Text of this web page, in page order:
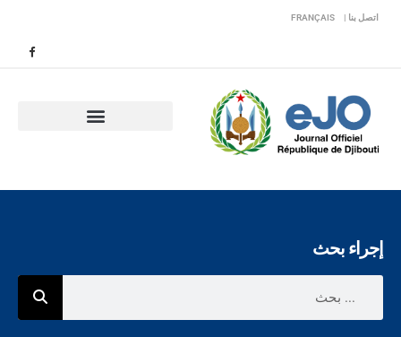
اتصل بنا | FRANÇAIS
إجراء بحث